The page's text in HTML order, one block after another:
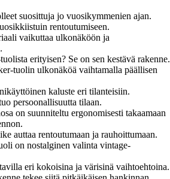
suosittuja jo vuosikymmenien ajan.
rentoutumiseen.
vaikuttaa ulkonäköön ja
erityisen? Se on sen kestävä rakenne.
tuolin ulkonäköä vaihtamalla päällisen
kaluste eri tilanteisiin.
persoonallisuutta tilaan.
on suunniteltu ergonomisesti takaamaan
auttaa rentoutumaan ja rauhoittumaan.
on nostalginen valinta vintage-
eri kokoisina ja värisinä vaihtoehtoina.